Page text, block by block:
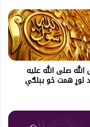
صلی الله علیه
لوړ همت څو بېلګې